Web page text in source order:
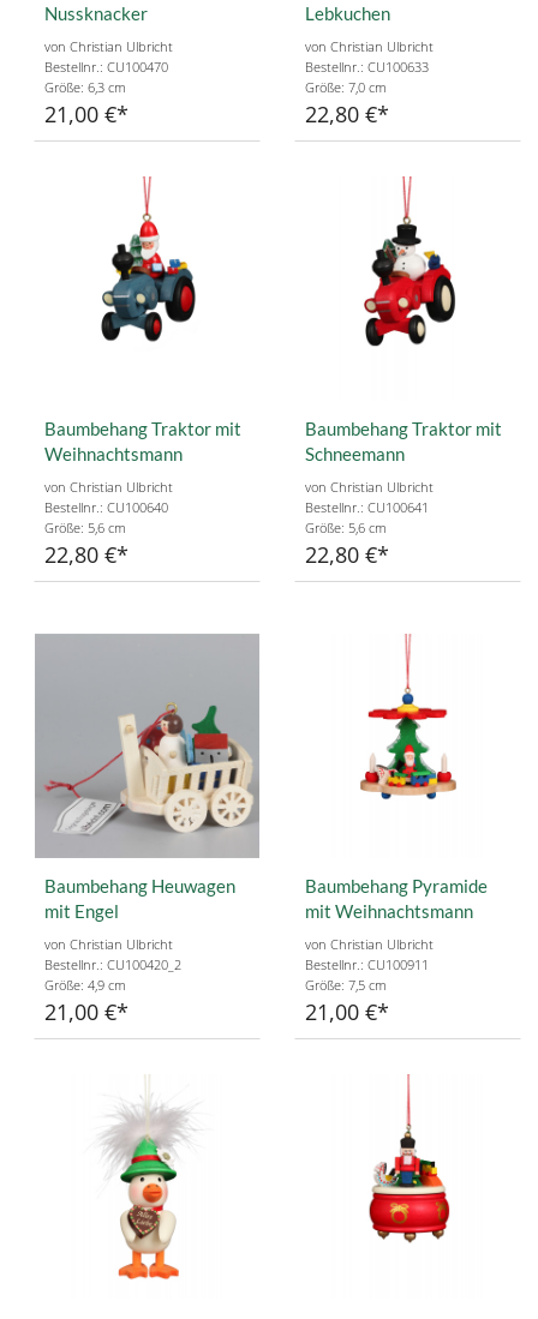
Nussknacker
von Christian Ulbricht
Bestellnr.: CU100470
Größe: 6,3 cm
21,00 €
Lebkuchen
von Christian Ulbricht
Bestellnr.: CU100633
Größe: 7,0 cm
22,80 €
Baumbehang Traktor mit
Weihnachtsmann
von Christian Ulbricht
Bestellnr.: CU100640
Größe: 5,6 cm
22,80 €
Baumbehang Traktor mit
Schneemann
von Christian Ulbricht
Bestellnr.: CU100641
Größe: 5,6 cm
22,80 €
Baumbehang Heuwagen
mit Engel
von Christian Ulbricht
Bestellnr.: CU100420_2
Größe: 4,9 cm
21,00 €
Baumbehang Pyramide
mit Weihnachtsmann
von Christian Ulbricht
Bestellnr.: CU100911
Größe: 7,5 cm
21,00 €